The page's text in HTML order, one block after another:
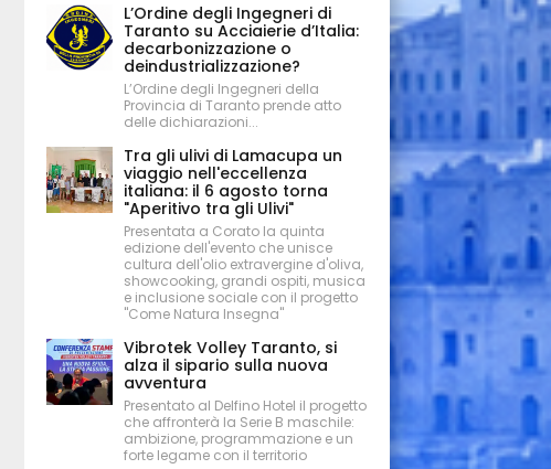
L’Ordine degli Ingegneri di
Taranto su Acciaierie d’Italia:
decarbonizzazione o
deindustrializzazione?
L’Ordine degli Ingegneri della
Provincia di Taranto prende atto
delle dichiarazioni...
Tra gli ulivi di Lamacupa un
viaggio nell'eccellenza
italiana: il 6 agosto torna
"Aperitivo tra gli Ulivi"
Presentata a Corato la quinta
edizione dell'evento che unisce
cultura dell'olio extravergine d'oliva,
showcooking, grandi ospiti, musica
e inclusione sociale con il progetto
"Come Natura Insegna"
Vibrotek Volley Taranto, si
alza il sipario sulla nuova
avventura
Presentato al Delfino Hotel il progetto
che affronterà la Serie B maschile:
ambizione, programmazione e un
forte legame con il territorio